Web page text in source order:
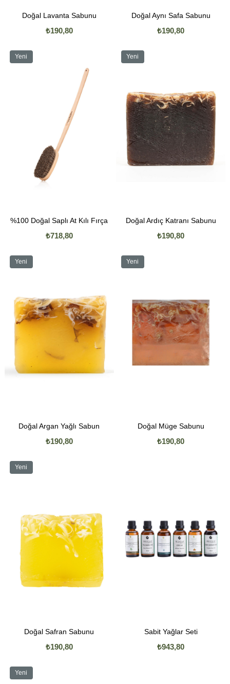
Doğal Lavanta Sabunu
₺190,80
Doğal Aynı Safa Sabunu
₺190,80
%100 Doğal Saplı At Kılı Fırça
₺718,80
Yeni
Doğal Ardıç Katranı Sabunu
₺190,80
Yeni
Doğal Argan Yağlı Sabun
₺190,80
Yeni
Doğal Müge Sabunu
₺190,80
Yeni
Doğal Safran Sabunu
₺190,80
Yeni
Sabit Yağlar Seti
₺943,80
Yeni